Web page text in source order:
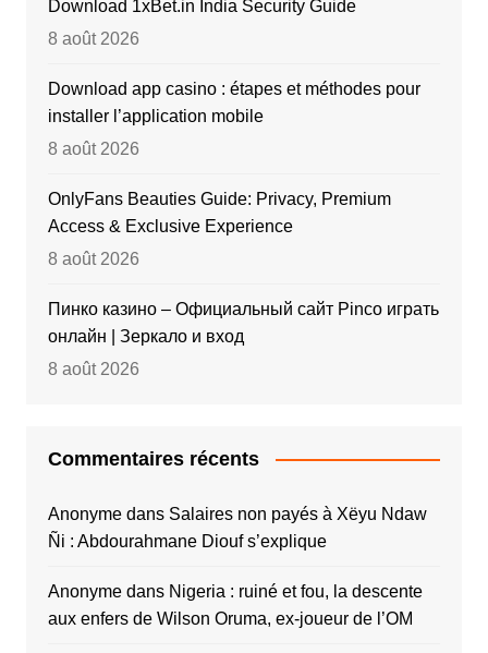
Download 1xBet.in India Security Guide
8 août 2026
Download app casino : étapes et méthodes pour
installer l’application mobile
8 août 2026
OnlyFans Beauties Guide: Privacy, Premium
Access & Exclusive Experience
8 août 2026
Пинко казино – Официальный сайт Pinco играть
онлайн | Зеркало и вход
8 août 2026
Commentaires récents
Anonymedans Salaires non payés à Xëyu Ndaw
Ñi : Abdourahmane Diouf s’explique
Anonymedans Nigeria : ruiné et fou, la descente
aux enfers de Wilson Oruma, ex-joueur de l’OM